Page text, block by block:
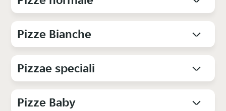
Pizze Bianche
Pizzae speciali
Pizze Baby